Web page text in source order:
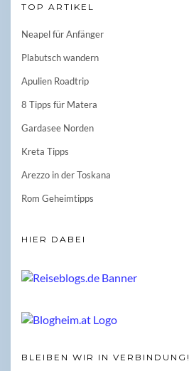
TOP ARTIKEL
Neapel für Anfänger
Plabutsch wandern
Apulien Roadtrip
8 Tipps für Matera
Gardasee Norden
Kreta Tipps
Arezzo in der Toskana
Rom Geheimtipps
HIER DABEI
BLEIBEN WIR IN VERBINDUNG!